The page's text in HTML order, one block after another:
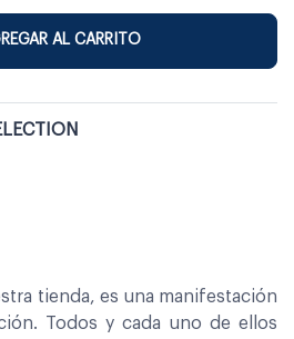
AL CARRITO
tienda, es una manifestación
Todos y cada uno de ellos